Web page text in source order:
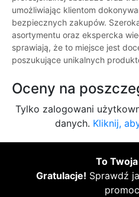
umożliwiając klientom
bezpiecznych zakupów.
asortymentu oraz ekspercka
sprawiają, że to miejsce jest
poszukujące unikalnych
Oceny na
Tylko zalogowani
danych. Kliknij,
To
Gratulacje! Sprawdź